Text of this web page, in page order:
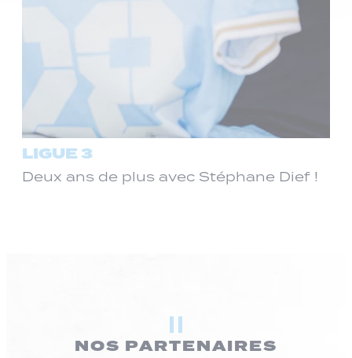
LIGUE 3
Deux ans de plus avec Stéphane Dief !
NOS PARTENAIRES